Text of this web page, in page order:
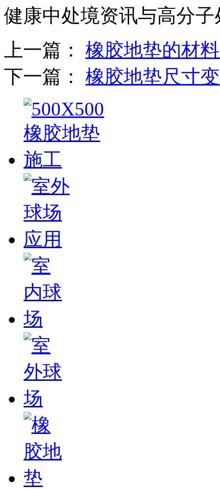
健康中处境资讯与高分
上一篇： 橡胶地垫的材
下一篇： 橡胶地垫尺寸